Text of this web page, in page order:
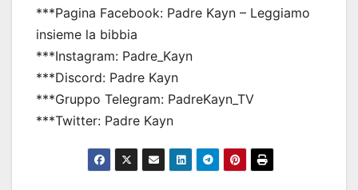
***Pagina Facebook: Padre Kayn – Leggiamo
insieme la bibbia
***Instagram: Padre_Kayn
***Discord: Padre Kayn
***Gruppo Telegram: PadreKayn_TV
***Twitter: Padre Kayn